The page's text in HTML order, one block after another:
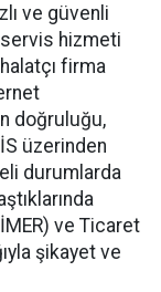
ve güvenli
hizmeti
firma
doğruluğu,
üzerinden
durumlarda
ve ⁠⁠Ticaret
şikayet ve